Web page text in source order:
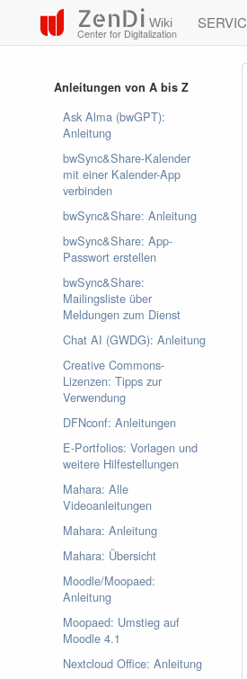
ZenDi Wiki
Center for Digitalization
Anleitungen von A bis Z
Ask Alma (bwGPT):
Anleitung
bwSync&Share-Kalender
mit einer Kalender-App
verbinden
bwSync&Share: Anleitung
bwSync&Share: App-
Passwort erstellen
bwSync&Share:
Mailingsliste über
Meldungen zum Dienst
Chat AI (GWDG): Anleitung
Creative Commons-
Lizenzen: Tipps zur
Verwendung
DFNconf: Anleitungen
E-Portfolios: Vorlagen und
weitere Hilfestellungen
Mahara: Alle
Videoanleitungen
Mahara: Anleitung
Mahara: Übersicht
Moodle/Moopaed:
Anleitung
Moopaed: Umstieg auf
Moodle 4.1
Nextcloud Office: Anleitung